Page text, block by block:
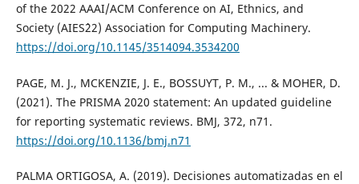
of the 2022 AAAI/ACM Conference on AI, Ethnics, and
Society (AIES`22) Association for Computing Machinery.
https://doi.org/10.1145/3514094.3534200
PAGE, M. J., MCKENZIE, J. E., BOSSUYT, P. M., ... & MOHER, D.
(2021). The PRISMA 2020 statement: An updated guideline
for reporting systematic reviews. BMJ, 372, n71.
https://doi.org/10.1136/bmj.n71
PALMA ORTIGOSA, A. (2019). Decisiones automatizadas en el